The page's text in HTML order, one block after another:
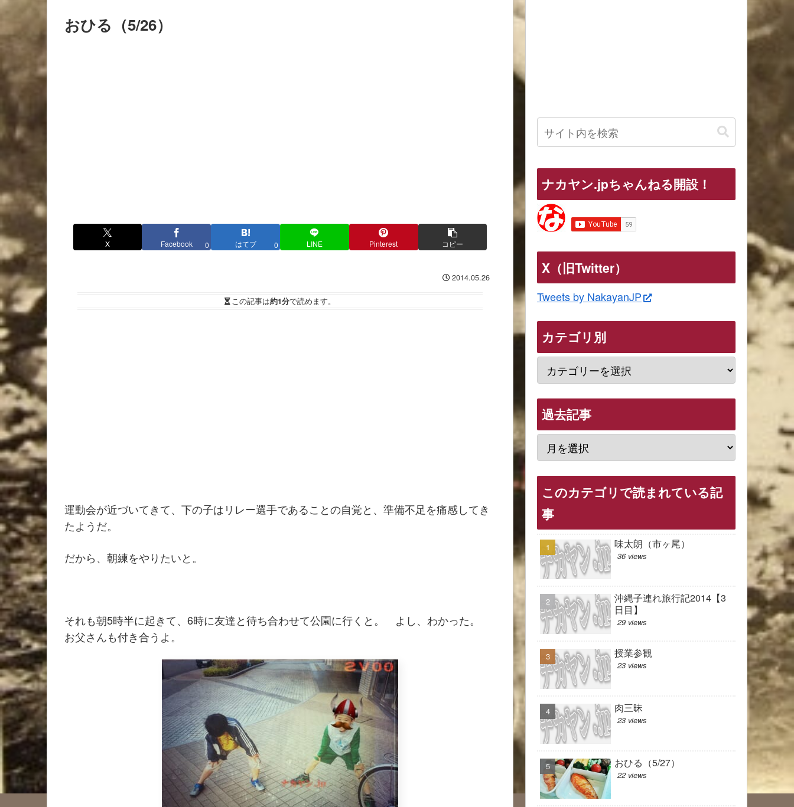
おひる（5/26）
X Facebook 0 はてブ 0 LINE Pinterest コピー
2014.05.26
この記事は約1分で読めます。
運動会が近づいてきて、下の子はリレー選手であることの自覚と、準備不足を痛感してき
たようだ。
だから、朝練をやりたいと。
それも朝5時半に起きて、6時に友達と待ち合わせて公園に行くと。 よし、わかった。
お父さんも付き合うよ。
ナカヤン.jpちゃんねる開設！
X（旧Twitter）
Tweets by NakayanJP
カテゴリ別
過去記事
このカテゴリで読まれている記
事
味太朗（市ヶ尾）
36 views
沖縄子連れ旅行記2014【3
日目】
29 views
授業参観
23 views
肉三昧
23 views
おひる（5/27）
22 views